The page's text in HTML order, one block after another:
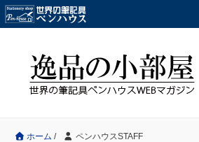
ホーム / ペンハウスSTAFF